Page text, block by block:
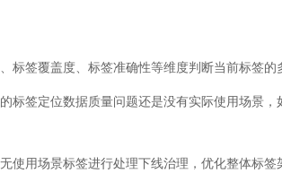
标签覆盖度、标签准确性等维度判断当前标签的
标签定位数据质量问题还是没有实际使用场景
使用场景标签进行处理下线治理，优化整体标